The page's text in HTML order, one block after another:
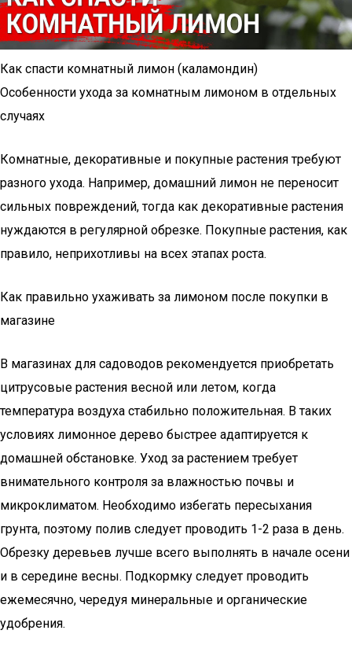
Как спасти комнатный лимон (каламондин)
Особенности ухода за комнатным лимоном в отдельных
случаях
Комнатные, декоративные и покупные растения требуют
разного ухода. Например, домашний лимон не переносит
сильных повреждений, тогда как декоративные растения
нуждаются в регулярной обрезке. Покупные растения, как
правило, неприхотливы на всех этапах роста.
Как правильно ухаживать за лимоном после покупки в
магазине
В магазинах для садоводов рекомендуется приобретать
цитрусовые растения весной или летом, когда
температура воздуха стабильно положительная. В таких
условиях лимонное дерево быстрее адаптируется к
домашней обстановке. Уход за растением требует
внимательного контроля за влажностью почвы и
микроклиматом. Необходимо избегать пересыхания
грунта, поэтому полив следует проводить 1-2 раза в день.
Обрезку деревьев лучше всего выполнять в начале осени
и в середине весны. Подкормку следует проводить
ежемесячно, чередуя минеральные и органические
удобрения.